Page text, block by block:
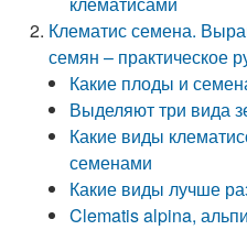
Клематис семена.
семян – практическое
Какие плоды и
Выделяют три вида
Какие виды
семенами
Какие виды лучше
Clematis alpina,